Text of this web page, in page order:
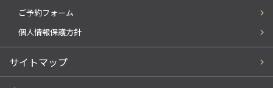
ご予約フォーム
個人情報保護方針
サイトマップ